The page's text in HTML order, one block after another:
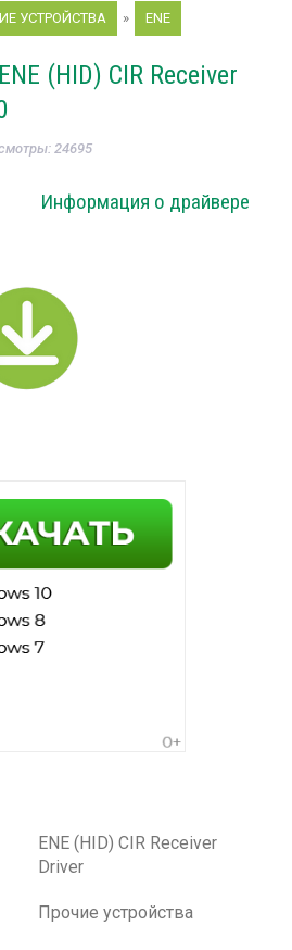
УСТРОЙСТВА » ENE
(HID) CIR Receiver
24695
Информация о драйвере
ENE (HID) CIR Receiver
Driver
Прочие устройства